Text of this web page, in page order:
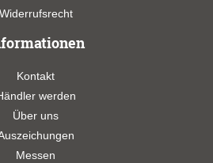
Widerrufsrecht
Kontakt
werden
Über uns
Messen